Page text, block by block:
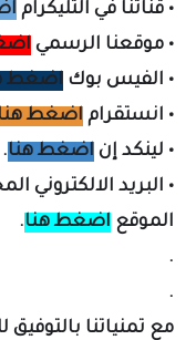
• قناتنا في التليكرام
• موقعنا الرسمي
• الفيس بوك اضغط
• انستقرام اضغط
• لينكد إن اضغط هنا.
• البريد الالكتروني
الموقع اضغط هنا.
.
.
مع تمنياتنا